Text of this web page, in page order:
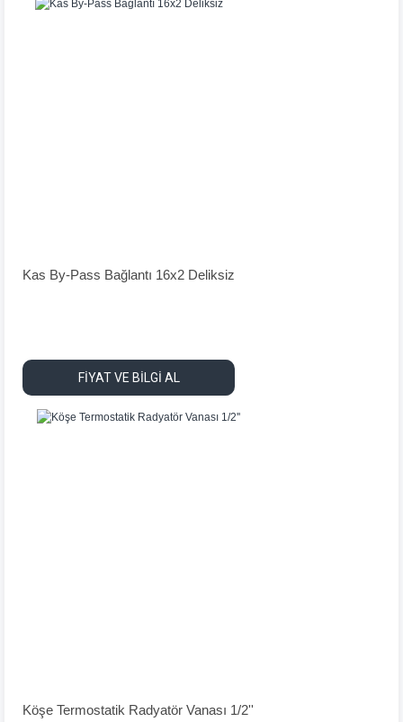
Kas By-Pass Bağlantı 16x2 Deliksiz
FİYAT VE BİLGİ AL
Köşe Termostatik Radyatör Vanası 1/2''